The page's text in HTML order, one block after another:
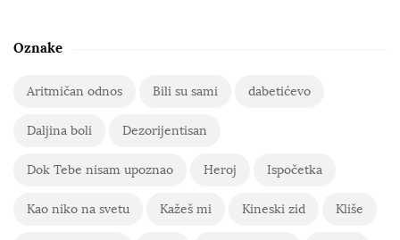
Oznake
Aritmičan odnos Bili su sami dabetićevo
Daljina boli Dezorijentisan
Dok Tebe nisam upoznao Heroj Ispočetka
Kao niko na svetu Kažeš mi Kineski zid Kliše